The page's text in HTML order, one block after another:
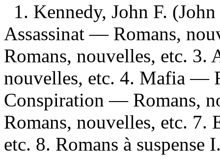
1. Kennedy, John F.
Assassinat — Romans,
Romans, nouvelles, etc.
nouvelles, etc. 4. Mafia —
Conspiration — Romans,
Romans, nouvelles, etc.
etc. 8. Romans à